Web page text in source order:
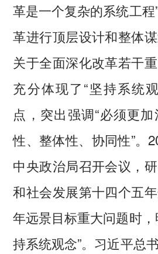
革是一个复杂的系统工
革进行顶层设计和整体
关于全面深化改革若干
充分体现了“坚持系统
点，突出强调“必须更
性、整体性、协同性”。
中央政治局召开会议，
和社会发展第十四个五
年远景目标重大问题时，
持系统观念”。习近平总